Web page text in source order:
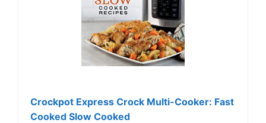
Crockpot Express Crock Multi-Cooker: Fast
Cooked Slow Cooked